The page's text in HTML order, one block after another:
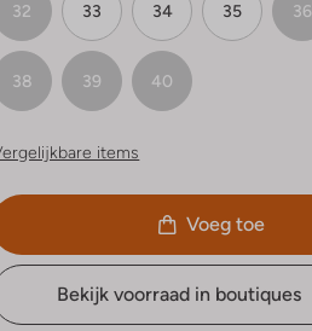
32 33 34 35 36
38 39 40
items
Voeg toe
Bekijk voorraad in boutiques